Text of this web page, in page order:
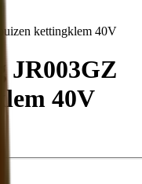
kettingklem 40V
JR003GZ
40V